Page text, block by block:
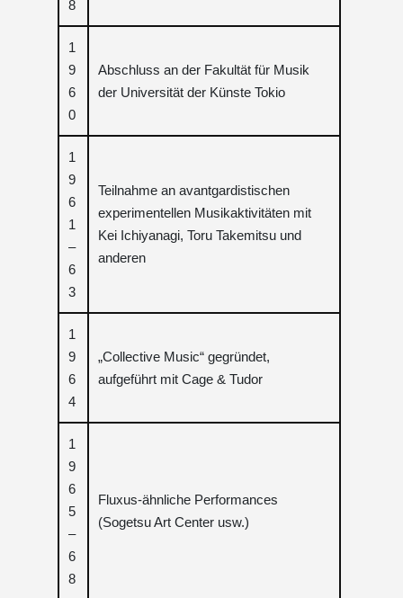
8
1
9
6
0
Abschluss an der Fakultät für Musik
der Universität der Künste Tokio
1
9
6
1
–
6
3
Teilnahme an avantgardistischen
experimentellen Musikaktivitäten mit
Kei Ichiyanagi, Toru Takemitsu und
anderen
1
9
6
4
„Collective Music“ gegründet,
aufgeführt mit Cage & Tudor
1
9
6
5
–
6
8
Fluxus-ähnliche Performances
(Sogetsu Art Center usw.)